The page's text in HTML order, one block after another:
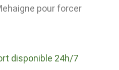
pour forcer
disponible 24h/7